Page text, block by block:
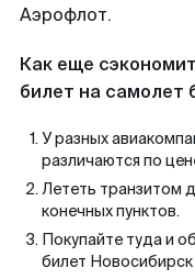
Аэрофлот.
Как еще
билет на самолет
У разных
различаются по
Лететь транзитом
конечных пунктов.
Покупайте туда и
билет